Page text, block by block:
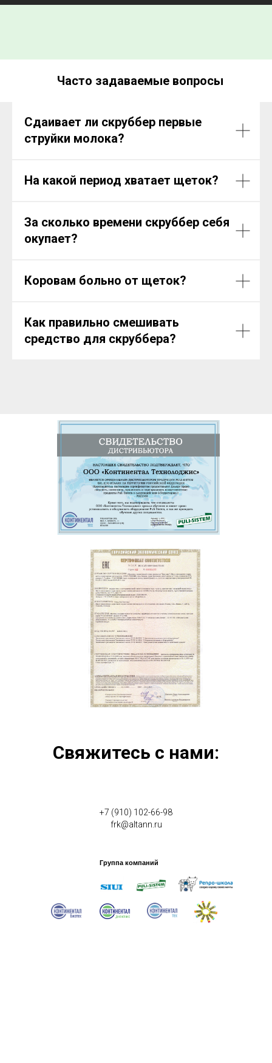
Часто задаваемые вопросы
Сдаивает ли скруббер первые
струйки молока?
На какой период хватает щеток?
За сколько времени скруббер себя
окупает?
Коровам больно от щеток?
Как правильно смешивать
средство для скруббера?
Свяжитесь с нами:
+7 (910) 102-66-98
frk@altann.ru
Группа компаний